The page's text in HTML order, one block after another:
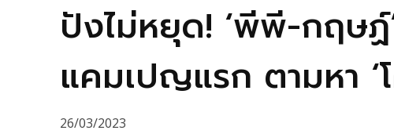
ปังไม่หยุด! ‘พีพี-กฤษฏ์
แคมเปญแรก ตามหา ‘
26/03/2023